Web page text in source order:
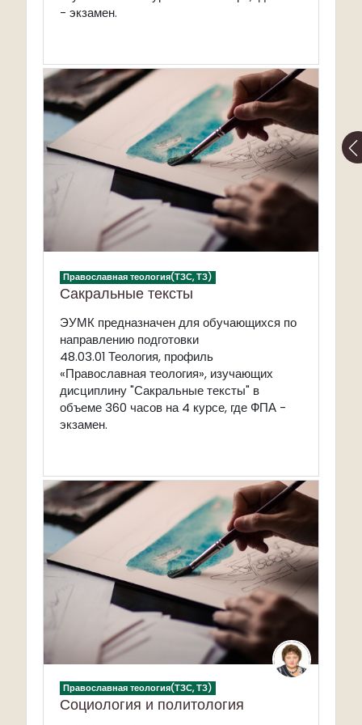
- экзамен.
Православная теология(ТЗС, ТЗ)
Сакральные тексты
ЭУМК предназначен для обучающихся по
направлению подготовки
48.03.01 Теология, профиль
«Православная теология», изучающих
дисциплину "Сакральные тексты" в
объеме 360 часов на 4 курсе, где ФПА -
экзамен.
Православная теология(ТЗС, ТЗ)
Социология и политология